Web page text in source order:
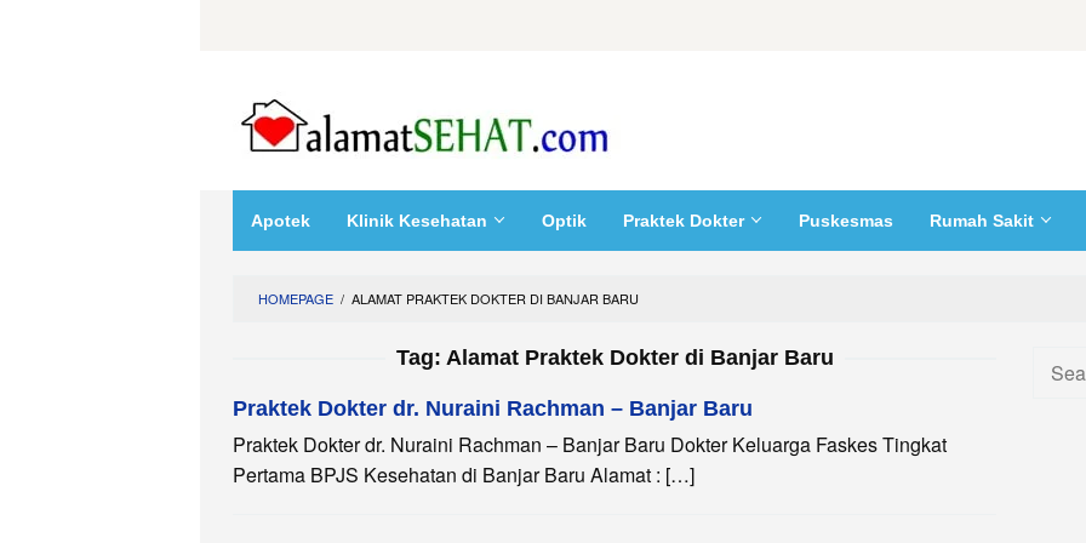
Apotek Klinik Kesehatan Optik Praktek Dokter Puskesmas Rumah Sakit
HOMEPAGE / ALAMAT PRAKTEK DOKTER DI BANJAR BARU
Tag: Alamat Praktek Dokter di Banjar Baru
Praktek Dokter dr. Nuraini Rachman – Banjar Baru
Praktek Dokter dr. Nuraini Rachman – Banjar Baru Dokter Keluarga Faskes Tingkat
Pertama BPJS Kesehatan di Banjar Baru Alamat : […]